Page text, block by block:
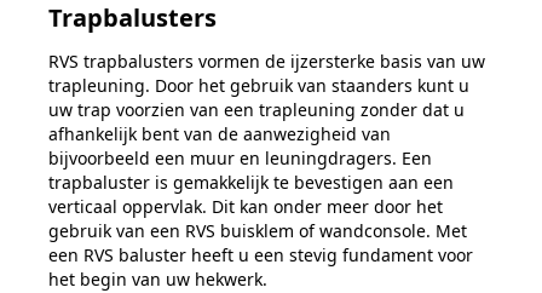
Trapbalusters
RVS trapbalusters vormen de ijzersterke basis van uw
trapleuning. Door het gebruik van staanders kunt u
uw trap voorzien van een trapleuning zonder dat u
afhankelijk bent van de aanwezigheid van
bijvoorbeeld een muur en leuningdragers. Een
trapbaluster is gemakkelijk te bevestigen aan een
verticaal oppervlak. Dit kan onder meer door het
gebruik van een RVS buisklem of wandconsole. Met
een RVS baluster heeft u een stevig fundament voor
het begin van uw hekwerk.